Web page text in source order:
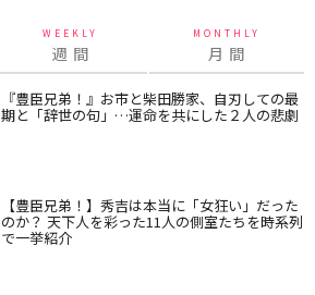
WEEKLY
週 間
MONTHLY
月 間
『豊臣兄弟！』お市と柴田勝家、自刃しての最
期と「辞世の句」…運命を共にした２人の悲劇
【豊臣兄弟！】秀吉は本当に「女狂い」だった
のか？ 天下人を彩った11人の側室たちを時系列
で一挙紹介